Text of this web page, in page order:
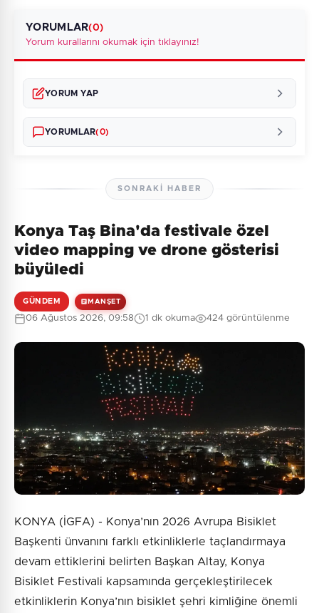
YORUMLAR(0)
Yorum kurallarını okumak için tıklayınız!
YORUM YAP
Güvenlik Sorusu:
1 + 7 = ?
Gönder
YORUMLAR(0)
Henüz yorum yapılmamış. İlk yorumu siz yapın!
SONRAKI HABER
Konya Taş Bina'da festivale özel
video mapping ve drone gösterisi
büyüledi
GÜNDEM MANŞET
06 Ağustos 2026, 09:58 1 dk okuma 424 görüntülenme
KONYA (İGFA) - Konya’nın 2026 Avrupa Bisiklet
Başkenti ünvanını farklı etkinliklerle taçlandırmaya
devam ettiklerini belirten Başkan Altay, Konya
Bisiklet Festivali kapsamında gerçekleştirilecek
etkinliklerin Konya’nın bisiklet şehri kimliğine önemli